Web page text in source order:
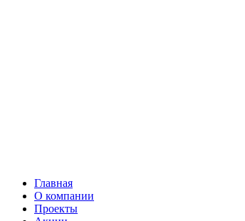
Главная
О компании
Проекты